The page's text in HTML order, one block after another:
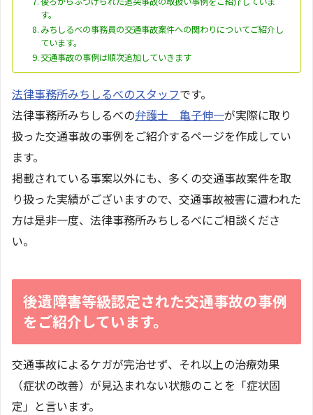
す。
みちしるべの事務員の交通事故案件への関わりについてご紹介し
ています。
交通事故の事例は順次追加していきます
法律事務所みちしるべのスタッフです。
法律事務所みちしるべの弁護士 亀子伸一が実際に取り
扱った交通事故の事例をご紹介するページを作成してい
ます。
掲載されている事案以外にも、多くの交通事故案件を取
り扱った実績がございますので、交通事故被害に遭われた
方は是非一度、法律事務所みちしるべにご相談くださ
い。
後遺障害等級認定された交通事故の事例
をご紹介しています。
交通事故によるケガが完治せず、それ以上の治療効果
（症状の改善）が見込まれない状態のことを「症状固
定」と言います。